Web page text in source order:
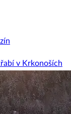
v Krkonoších